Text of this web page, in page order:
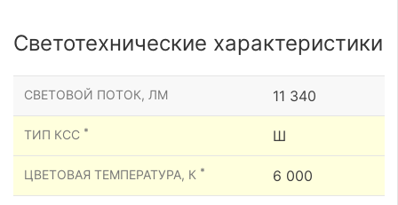
Светотехнические характеристики
СВЕТОВОЙ ПОТОК, ЛМ 11 340
ТИП КСС * Ш
ЦВЕТОВАЯ ТЕМПЕРАТУРА, К * 6 000